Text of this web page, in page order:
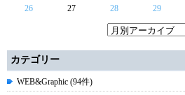
26
27 28 29
カテゴリー
WEB&Graphic (94件)